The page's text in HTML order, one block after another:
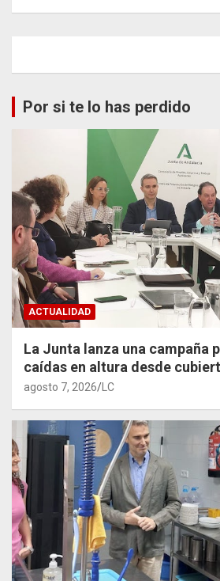
Por si te lo has perdido
ACTUALIDAD
La Junta lanza una campaña
caídas en altura desde
agosto 7, 2026 LC